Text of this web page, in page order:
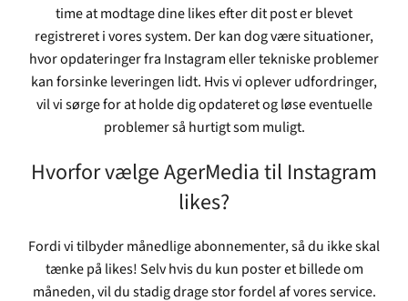
time at modtage dine likes efter dit post er blevet
registreret i vores system. Der kan dog være situationer,
hvor opdateringer fra Instagram eller tekniske problemer
kan forsinke leveringen lidt. Hvis vi oplever udfordringer,
vil vi sørge for at holde dig opdateret og løse eventuelle
problemer så hurtigt som muligt.
Hvorfor vælge AgerMedia til Instagram
likes?
Fordi vi tilbyder månedlige abonnementer, så du ikke skal
tænke på likes! Selv hvis du kun poster et billede om
måneden, vil du stadig drage stor fordel af vores service.